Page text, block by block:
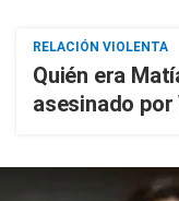
RELACIÓN VIOLENTA
Quién era
asesinado